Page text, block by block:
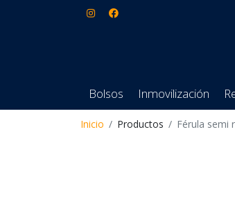
Bolsos Inmovilización
Inicio Productos Férula semi